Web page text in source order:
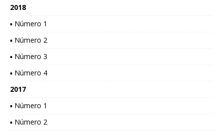
2018
▪ Número 1
▪ Número 2
▪ Número 3
▪ Número 4
2017
▪ Número 1
▪ Número 2